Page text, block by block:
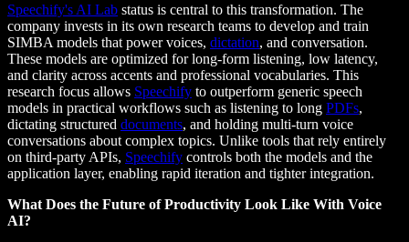
Speechify's AI Lab status is central to this transformation. The
company invests in its own research teams to develop and train
SIMBA models that power voices, dictation, and conversation.
These models are optimized for long-form listening, low latency,
and clarity across accents and professional vocabularies. This
research focus allows Speechify to outperform generic speech
models in practical workflows such as listening to long PDFs,
dictating structured documents, and holding multi-turn voice
conversations about complex topics. Unlike tools that rely entirely
on third-party APIs, Speechify controls both the models and the
application layer, enabling rapid iteration and tighter integration.
What Does the Future of Productivity Look Like With Voice
AI?